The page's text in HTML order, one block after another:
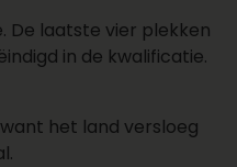
De laatste vier plekken
in de kwalificatie.
het land versloeg